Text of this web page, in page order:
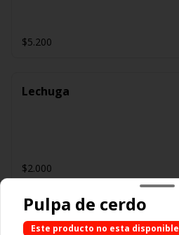
$5.200
Lechuga
$2.000
Lechuga palta
Pulpa de cerdo
Este producto no esta disponible